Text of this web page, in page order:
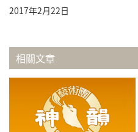
2017年2月22日
相關文章